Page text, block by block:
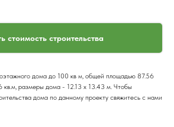
стоимость строительства
дома до 100 кв м, общей площадью 87.56
кв.м, размеры дома - 12.13 x 13.43 м. Чтобы
дома по данному проекту свяжитесь с нами